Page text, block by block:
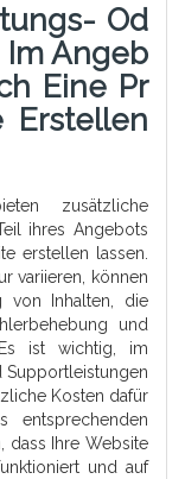
Od
Angeb
Eine Pr
Erstellen
zusätzliche
ihres Angebots
erstellen lassen.
variieren, können
von Inhalten, die
und
ist wichtig, im
Supportleistungen
Kosten dafür
entsprechenden
dass Ihre Website
und auf